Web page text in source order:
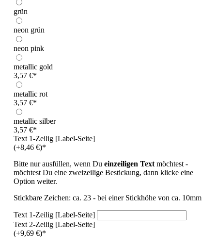
grün
neon grün
neon pink
metallic gold
3,57 €*
metallic rot
3,57 €*
metallic silber
3,57 €*
Text 1-Zeilig [Label-Seite]
(+8,46 €)*
Bitte nur ausfüllen, wenn Du einzeiligen Text möchtest -
möchtest Du eine zweizeilige Bestickung, dann klicke eine
Option weiter.
Stickbare Zeichen: ca. 23 - bei einer Stickhöhe von ca. 10mm
Text 1-Zeilig [Label-Seite]
Text 2-Zeilig [Label-Seite]
(+9,69 €)*